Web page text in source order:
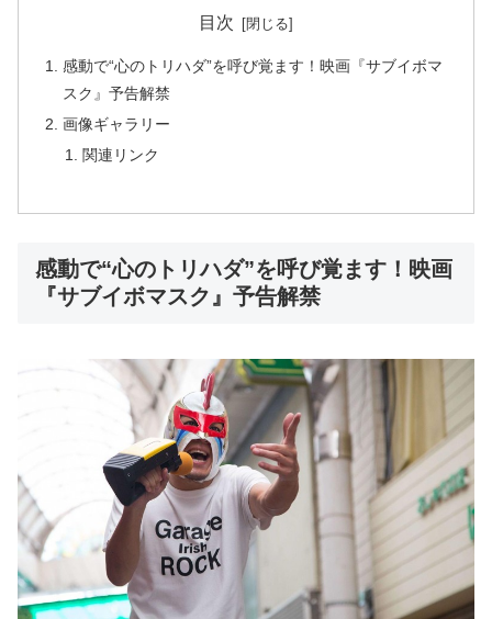
目次
感動で“心のトリハダ”を呼び覚ます！映画『サブイボマ
スク』予告解禁
画像ギャラリー
関連リンク
感動で“心のトリハダ”を呼び覚ます！映画
『サブイボマスク』予告解禁